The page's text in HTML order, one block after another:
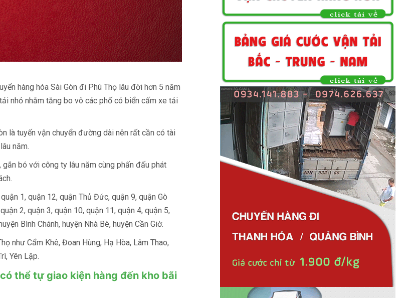
hàng hóa Sài Gòn đi Phú Thọ lâu đời hơn 5 năm
nhỏ nhằm tăng bo vô các phố có biển cấm xe tải
là tuyến vận chuyển đường dài nên rất cần có tài
năm.
bó với công ty lâu năm cùng phấn đấu phát
1, quận 12, quận Thủ Đức, quận 9, quận Gò
2, quận 3, quận 10, quận 11, quận 4, quận 5,
Bình Chánh, huyện Nhà Bè, huyện Cần Giờ.
như Cẩm Khê, Đoan Hùng, Hạ Hòa, Lâm Thao,
Yên Lập.
thể tự giao kiện hàng đến kho bãi